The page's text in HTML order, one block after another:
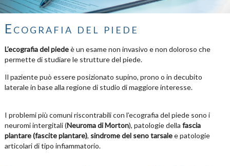
Ecografia del piede
L’ecografia del piedeè un esame non invasivo e non doloroso che
permette di studiare le strutture del piede.
Il paziente può essere posizionato supino, prono o in decubito
laterale in base alla regione di studio di maggiore interesse.
I problemi più comuni riscontrabili con l’ecografia del piede sono i
neuromi intergitali (Neuroma di Morton), patologie della fascia
plantare (fascite plantare), sindrome del seno tarsalee patologie
articolari di tipo infiammatorio.